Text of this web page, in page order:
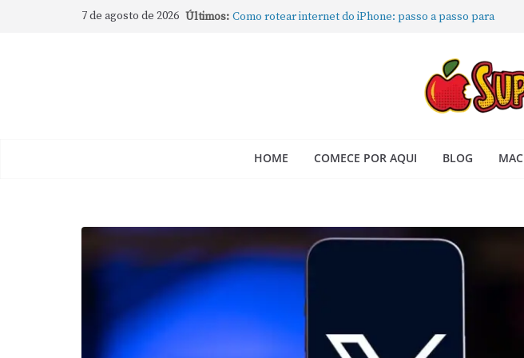
7 de agosto de 2026 Últimos: Como rotear internet do iPhone: passo a passo para
Como Usar os Cantos de Acesso Rápido no Mac
Como fechar rapidamente todas as janelas ou aplicativos
Como gravar tela do MacBook: passo a passo simples
HOME COMECE POR AQUI BLOG MAC